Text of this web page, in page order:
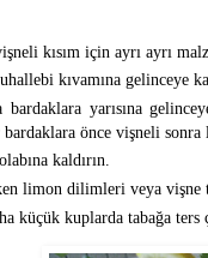
kısım için ayrı ayrı
kıvamına gelinceye
bardaklara yarısına
önce vişneli sonra
kaldırın.
limon dilimleri veya vişne
küçük kuplarda tabağa